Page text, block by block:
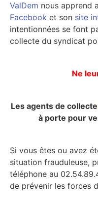
ValDem nous apprend
Facebook et son site
intentionnées se font
collecte du syndicat
Ne
Les agents de collecte
à porte pour
Si vous êtes ou avez
situation frauduleuse,
téléphone au
de prévenir les forces